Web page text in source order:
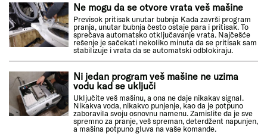
Ne mogu da se otvore vrata veš mašine
Previsok pritisak unutar bubnja Kada završi program
pranja, unutar bubnja često ostaje para i pritisak. To
sprečava automatsko otključavanje vrata. Najčešće
rešenje je sačekati nekoliko minuta da se pritisak sam
stabilizuje i vrata da se automatski odblokiraju.
Ni jedan program veš mašine ne uzima
vodu kad se uključi
Uključite veš mašinu, a ona ne daje nikakav signal.
Nikakva voda, nikakvo punjenje, kao da je potpuno
zaboravila svoju osnovnu namenu. Zamislite da je sve
spremno za pranje, veš spreman, deterdžent napunjen,
a mašina potpuno gluva na vaše komande.